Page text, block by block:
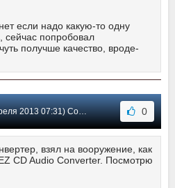
если надо какую-то одну
сейчас попробовал
получше качество, вроде-
2013 07:31) Сообщение #60 0
взял на вооружение, как
CD Audio Converter. Посмотрю